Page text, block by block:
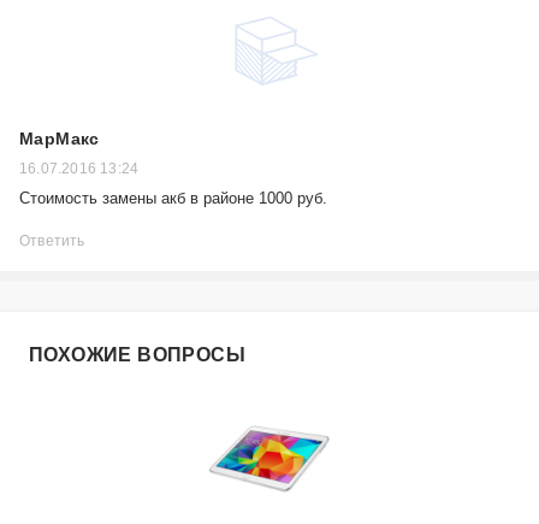
МарМакс
16.07.2016 13:24
Стоимость замены акб в районе 1000 руб.
Ответить
ПОХОЖИЕ ВОПРОСЫ